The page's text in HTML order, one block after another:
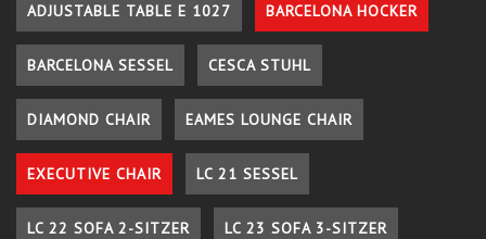
ADJUSTABLE TABLE E 1027 BARCELONA HOCKER
BARCELONA SESSEL CESCA STUHL
DIAMOND CHAIR EAMES LOUNGE CHAIR
EXECUTIVE CHAIR LC 21 SESSEL
LC 22 SOFA 2-SITZER LC 23 SOFA 3-SITZER